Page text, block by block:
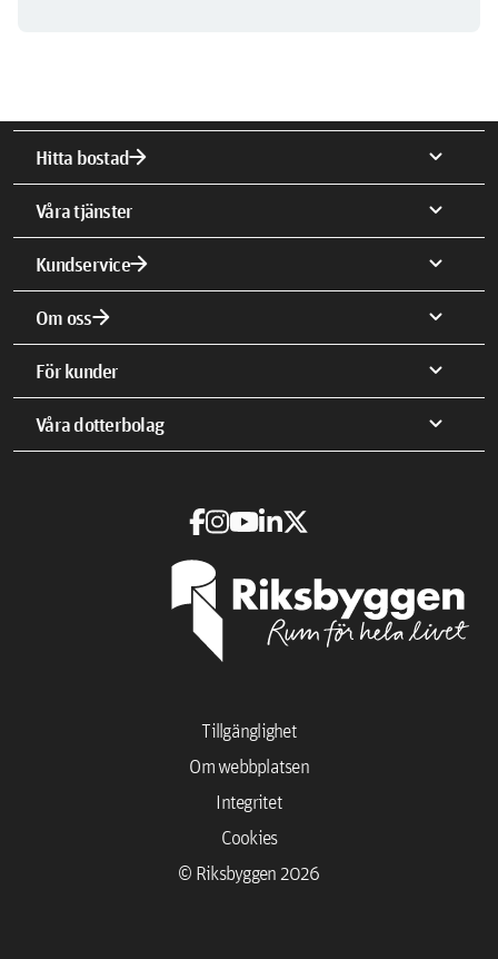
Hitta bostadarrow_forward expand_more
Våra tjänster expand_more
Kundservicearrow_forward expand_more
Om ossarrow_forward expand_more
För kunder expand_more
Våra dotterbolag expand_more
© Riksbyggen 2026
Cookies
Integritet
Om webbplatsen
Tillgänglighet